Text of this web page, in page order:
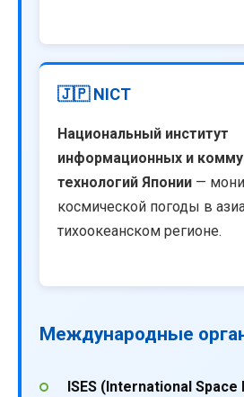
🇯🇵 NICT
Национальный институт
информационных и
технологий Японии —
космической погоды в
тихоокеанском регионе.
Международные
ISES (International